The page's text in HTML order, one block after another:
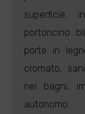
superficie,
portoncino
porte in
cromato,
nei bagni,
autonomo.